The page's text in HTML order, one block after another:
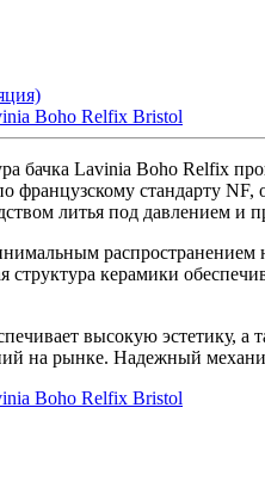
Boho Relfix Bristol
бачка Lavinia Boho Relfix
французскому стандарту
литья под давлением
распространением
структура керамики
высокую эстетику, а
на рынке. Надежный
Boho Relfix Bristol